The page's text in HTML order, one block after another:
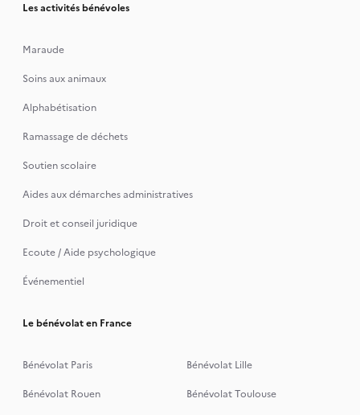
Les activités bénévoles
Maraude
Soins aux animaux
Alphabétisation
Ramassage de déchets
Soutien scolaire
Aides aux démarches administratives
Droit et conseil juridique
Ecoute / Aide psychologique
Événementiel
Le bénévolat en France
Bénévolat Paris
Bénévolat Lille
Bénévolat Rouen
Bénévolat Toulouse